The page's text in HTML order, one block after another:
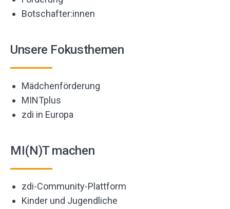
Botschafter:innen
Unsere Fokusthemen
Mädchenförderung
MINTplus
zdi in Europa
MI(N)T machen
zdi-Community-Plattform
Kinder und Jugendliche